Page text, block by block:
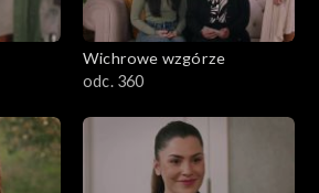
Wichrowe wzgórze
odc. 360